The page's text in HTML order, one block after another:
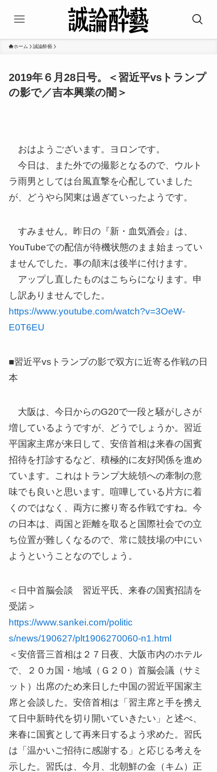
ホーム 誠論酔藝
2019年６月28日号。＜習近平vsトランプ
の影で／吉本興業の闇＞
おはようございます。ヨロンです。
今日は、また外での撮影となるので、ウルト
ラ雨男としては台風直撃を心配していました
が、どうやら関東は過ぎていったようです。
すみません。昨日の『新・血気酒会』は、
YouTubeでの配信が待機状態のまま始まってい
ませんでした。 事の顛末は後半に付けます。
アップし直したものはこちらになります。申
し訳ありませんでした。
https://www.youtube.com/watch?v=3OeW-
E0T6EU
■習近平vsトランプの影で双方に近寄る作戦の日
本
大阪は、今日からのG20で一段と騒がしさが
増しているようですが、どうでしょうか。習近
平国家主席が来日して、安倍首相は来春の国賓
招待を打診するなど、積極的に友好関係を進め
ています。これはトランプ大統領への牽制の意
味でも良いと思います。喧嘩している片方に着
くのではなく、両方に擦り寄る作戦ですね。今
の日本は、両国と距離を取ると国際社会での立
ち位置が難しくなるので、 常に競技場の中にい
ようということなのでしょう。
＜日中首脳会談 習近平氏、来春の国賓招請を
受諾＞
https://www.sankei.com/politic
s/news/190627/plt1906270060-n1.html
＜安倍晋三首相は２７日夜、大阪市内のホテル
で、２０カ国・地域（Ｇ２０）首脳会議（サミ
ット）出席のため来日した中国の習近平国家主
席と会談した。安倍首相は「習主席と手を携え
て日中新時代を切り開いていきたい」と述べ、
来春に国賓として再来日するよう 求めた。習氏
は「温かいご招待に感謝する」
と応じる考えを
示した。習氏は、今月、北朝鮮の金（キム）正